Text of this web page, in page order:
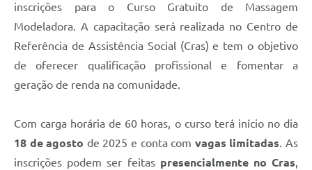
inscrições para o Curso Gratuito de Massagem
Modeladora. A capacitação será realizada no Centro de
Referência de Assistência Social (Cras) e tem o objetivo
de oferecer qualificação profissional e fomentar a
geração de renda na comunidade.
Com carga horária de 60 horas, o curso terá início no dia
18 de agosto de 2025 e conta com vagas limitadas. As
inscrições podem ser feitas presencialmente no Cras,